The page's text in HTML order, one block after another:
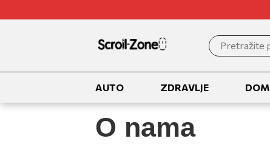
Search
for:
AUTO ZDRAVLJE DOM
O nama